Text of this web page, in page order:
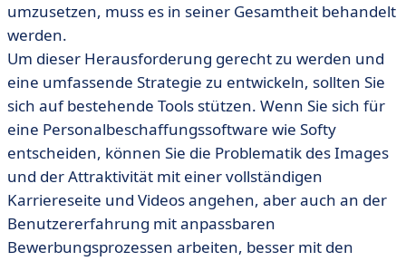
umzusetzen, muss es in seiner Gesamtheit behandelt
werden.
Um dieser Herausforderung gerecht zu werden und
eine umfassende Strategie zu entwickeln, sollten Sie
sich auf bestehende Tools stützen. Wenn Sie sich für
eine Personalbeschaffungssoftware wie Softy
entscheiden, können Sie die Problematik des Images
und der Attraktivität mit einer vollständigen
Karriereseite und Videos angehen, aber auch an der
Benutzererfahrung mit anpassbaren
Bewerbungsprozessen arbeiten, besser mit den